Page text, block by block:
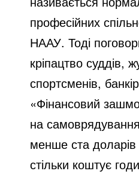
професійних
НААУ. Тоді
кріпацтво суддів,
спортсменів,
«Фінансовий
на
менше ста
стільки коштує